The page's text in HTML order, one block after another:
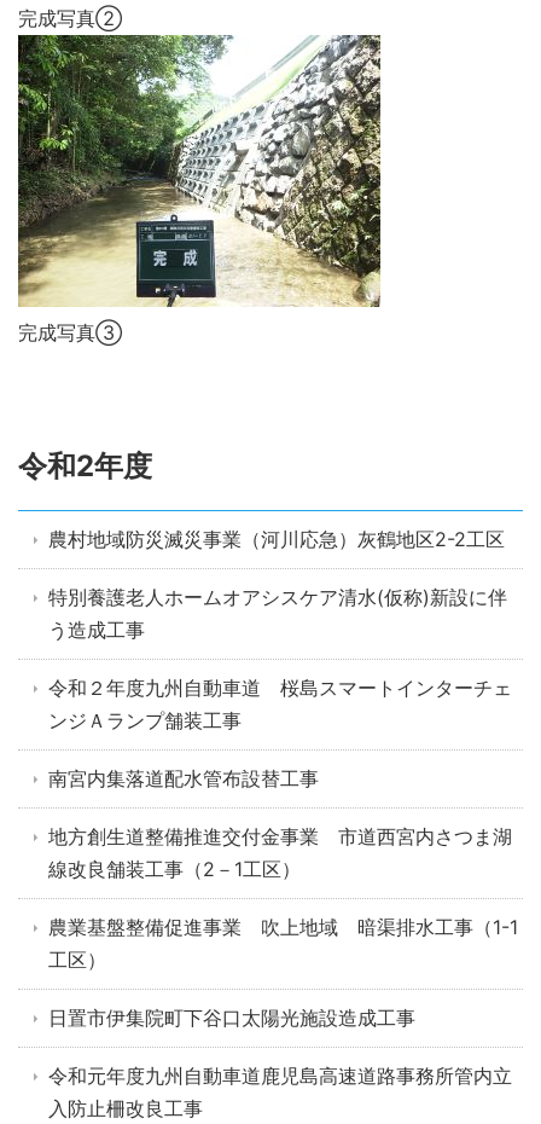
完成写真②
完成写真③
令和2年度
農村地域防災滅災事業（河川応急）灰鶴地区2-2工区
特別養護老人ホームオアシスケア清水(仮称)新設に伴
う造成工事
令和２年度九州自動車道 桜島スマートインターチェ
ンジＡランプ舗装工事
南宮内集落道配水管布設替工事
地方創生道整備推進交付金事業 市道西宮内さつま湖
線改良舗装工事（2－1工区）
農業基盤整備促進事業 吹上地域 暗渠排水工事（1-1
工区）
日置市伊集院町下谷口太陽光施設造成工事
令和元年度九州自動車道鹿児島高速道路事務所管内立
入防止柵改良工事